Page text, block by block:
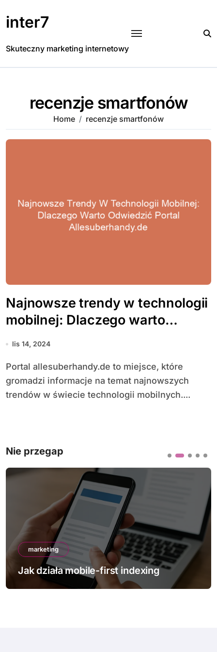
to
content
inter7
Skuteczny marketing internetowy
recenzje smartfonów
Home recenzje smartfonów
Najnowsze trendy w technologii
mobilnej: Dlaczego warto
odwiedzić portal
lis 14, 2024
Portal allesuberhandy.de to miejsce, które
gromadzi informacje na temat najnowszych
trendów w świecie technologii mobilnych....
Nie przegap
marketing
Jak działa mobile-first indexing